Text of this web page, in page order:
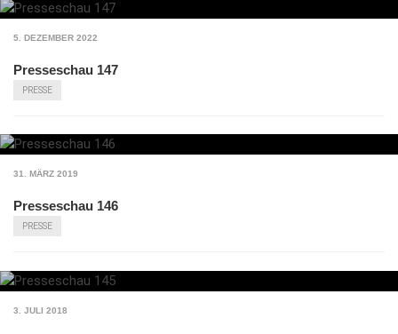
5. DEZEMBER 2022
Presseschau 147
PRESSE
31. MÄRZ 2019
Presseschau 146
PRESSE
3. JULI 2018